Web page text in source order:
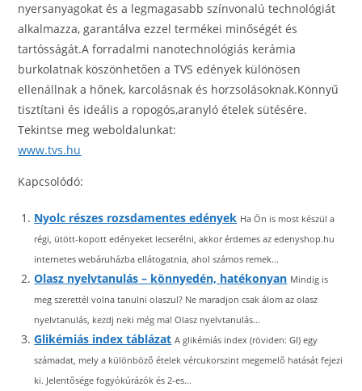
nyersanyagokat és a legmagasabb színvonalú technológiát
alkalmazza, garantálva ezzel termékei minőségét és
tartósságát.A forradalmi nanotechnológiás kerámia
burkolatnak köszönhetően a TVS edények különösen
ellenállnak a hőnek, karcolásnak és horzsolásoknak.Könnyű
tisztítani és ideális a ropogós,aranyló ételek sütésére.
Tekintse meg weboldalunkat:
www.tvs.hu
Kapcsolódó:
Nyolc részes rozsdamentes edények Ha Ön is most készül a
régi, ütött-kopott edényeket lecserélni, akkor érdemes az edenyshop.hu
internetes webáruházba ellátogatnia, ahol számos remek...
Olasz nyelvtanulás – könnyedén, hatékonyan Mindig is
meg szerettél volna tanulni olaszul? Ne maradjon csak álom az olasz
nyelvtanulás, kezdj neki még ma! Olasz nyelvtanulás...
Glikémiás index táblázat A glikémiás index (röviden: GI) egy
számadat, mely a különböző ételek vércukorszint megemelő hatását fejezi
ki. Jelentősége fogyókúrázók és 2-es...